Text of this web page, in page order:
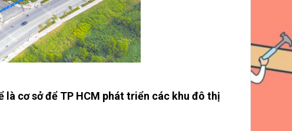
là cơ sở để TP HCM phát triển các khu đô thị